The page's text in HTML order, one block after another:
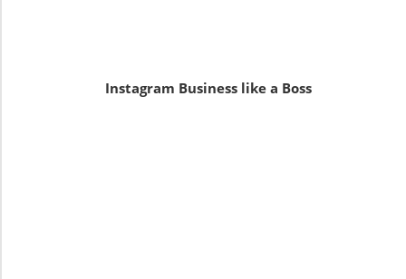
Instagram Business like a Boss